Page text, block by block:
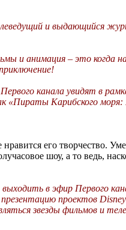
и выдающийся
и анимация – это когда
канала увидят в
«Пираты Карибского
его творчество.
шоу, а то ведь,
в эфир Первого
проектов
звезды фильмов и